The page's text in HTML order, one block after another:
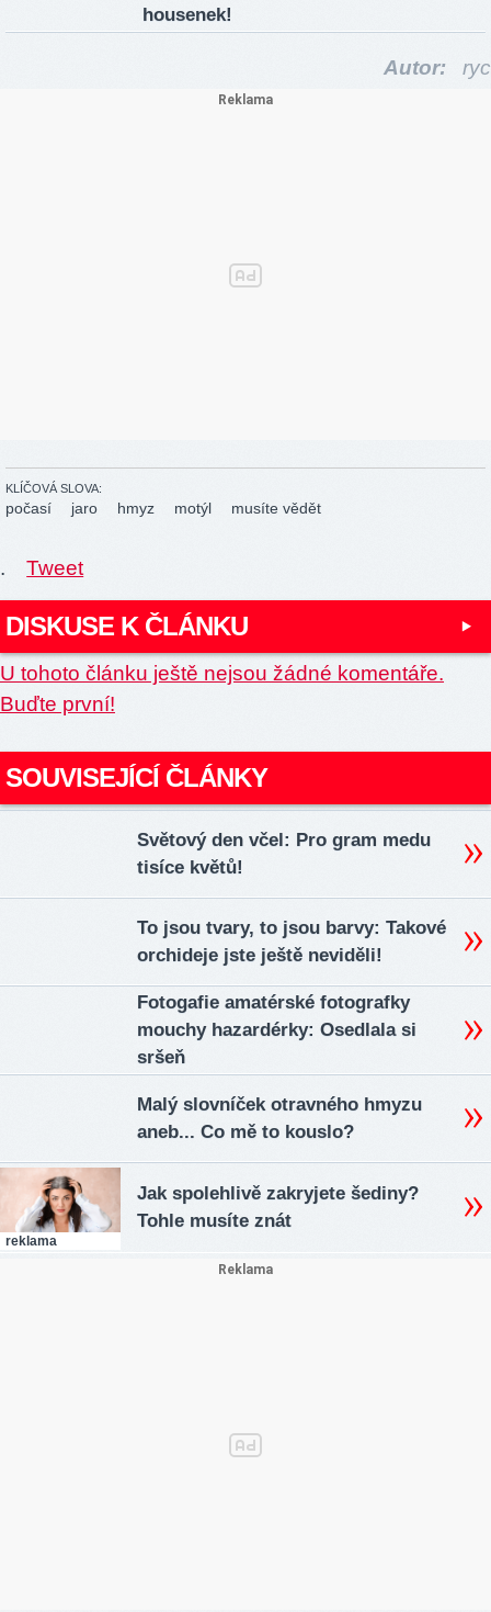
housenek!
Autor: ryc
KLÍČOVÁ SLOVA:
počasí jaro hmyz motýl musíte vědět
. Tweet
DISKUSE K ČLÁNKU
U tohoto článku ještě nejsou žádné komentáře.
Buďte první!
SOUVISEJÍCÍ ČLÁNKY
Světový den včel: Pro gram medu
tisíce květů!
To jsou tvary, to jsou barvy: Takové
orchideje jste ještě neviděli!
Fotogafie amatérské fotografky
mouchy hazardérky: Osedlala si
sršeň
Malý slovníček otravného hmyzu
aneb... Co mě to kouslo?
reklama
Jak spolehlivě zakryjete šediny?
Tohle musíte znát